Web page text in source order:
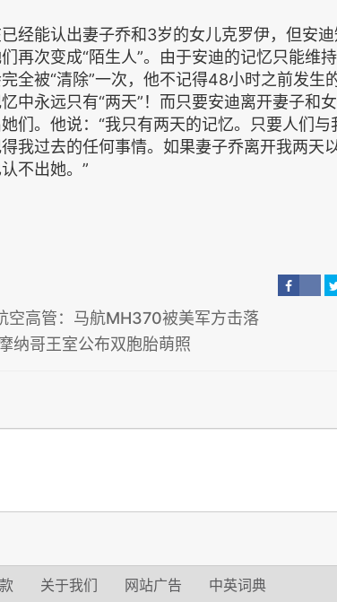
经能认出妻子乔和3岁的女儿克罗伊，但安
再次变成“陌生人”。由于安迪的记忆只能维
全被“清除”一次，他不记得48小时之前发生
中永远只有“两天”！而只要安迪离开妻子和
们。他说：“我只有两天的记忆。只要人们
我过去的任何事情。如果妻子乔离开我两天
不出她。”
空高管：马航MH370被美军方击落
纳哥王室公布双胞胎萌照
关于我们 网站广告 中英词典